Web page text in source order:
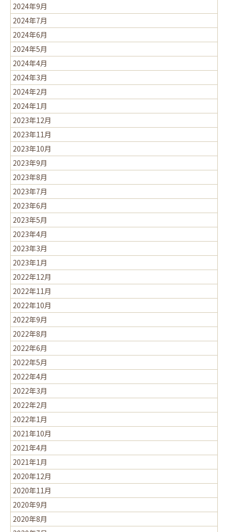
2024年9月
2024年7月
2024年6月
2024年5月
2024年4月
2024年3月
2024年2月
2024年1月
2023年12月
2023年11月
2023年10月
2023年9月
2023年8月
2023年7月
2023年6月
2023年5月
2023年4月
2023年3月
2023年1月
2022年12月
2022年11月
2022年10月
2022年9月
2022年8月
2022年6月
2022年5月
2022年4月
2022年3月
2022年2月
2022年1月
2021年10月
2021年4月
2021年1月
2020年12月
2020年11月
2020年9月
2020年8月